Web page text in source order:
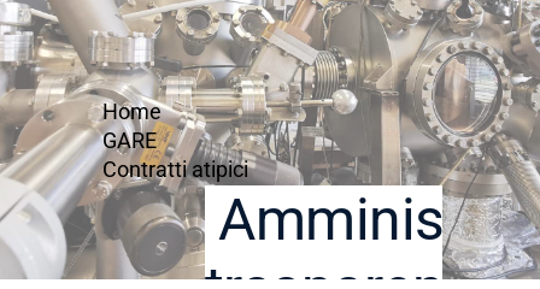
Home
GARE
Contratti atipici